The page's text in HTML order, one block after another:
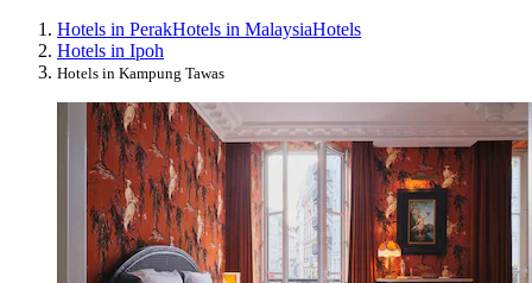
Hotels in PerakHotels in MalaysiaHotels
Hotels in Ipoh
Hotels in Kampung Tawas